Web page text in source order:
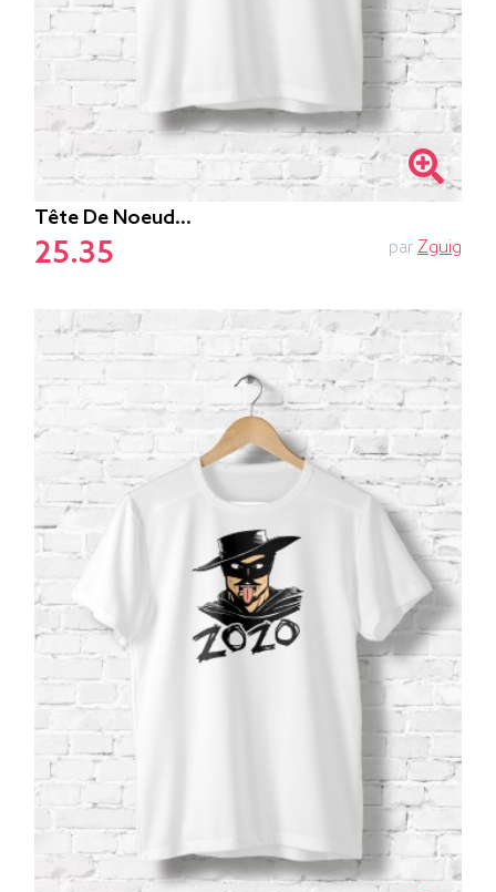
Tête De Noeud…
25.35 par Zguig